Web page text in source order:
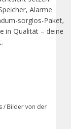
Alarme
sorglos-Paket,
in Qualität – deine
/ Bilder von der